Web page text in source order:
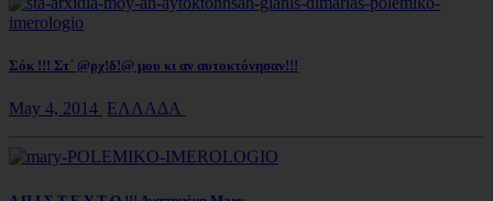
Σόκ !!! Στ΄ @ρχ!δ!@ μου κι αν αυτοκτόνησαν!!!
May 4, 2014 ΕΛΛΑΔΑ